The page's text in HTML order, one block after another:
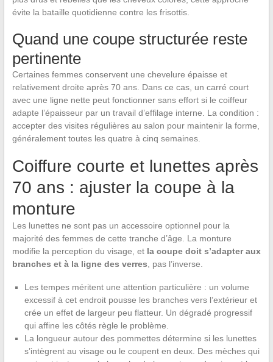
évite la bataille quotidienne contre les frisottis.
Quand une coupe structurée reste
pertinente
Certaines femmes conservent une chevelure épaisse et
relativement droite après 70 ans. Dans ce cas, un carré court
avec une ligne nette peut fonctionner sans effort si le coiffeur
adapte l’épaisseur par un travail d’effilage interne. La condition :
accepter des visites régulières au salon pour maintenir la forme,
généralement toutes les quatre à cinq semaines.
Coiffure courte et lunettes après
70 ans : ajuster la coupe à la
monture
Les lunettes ne sont pas un accessoire optionnel pour la
majorité des femmes de cette tranche d’âge. La monture
modifie la perception du visage, et la coupe doit s’adapter aux
branches et à la ligne des verres , pas l’inverse.
Les tempes méritent une attention particulière : un volume
excessif à cet endroit pousse les branches vers l’extérieur et
crée un effet de largeur peu flatteur. Un dégradé progressif
qui affine les côtés règle le problème.
La longueur autour des pommettes détermine si les lunettes
s’intègrent au visage ou le coupent en deux. Des mèches qui